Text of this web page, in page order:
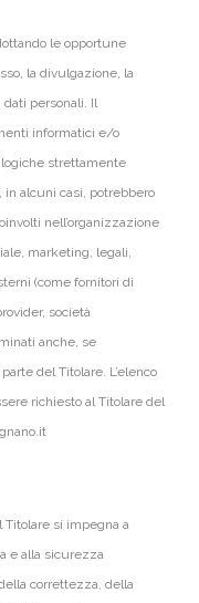
le opportune
la divulgazione, la
personali. Il
informatici e/o
strettamente
in alcuni casi, potrebbero
nell’organizzazione
marketing, legali,
(come fornitori di
società
anche, se
del Titolare. L’elenco
richiesto al Titolare del
Titolare si impegna a
e alla sicurezza
correttezza, della